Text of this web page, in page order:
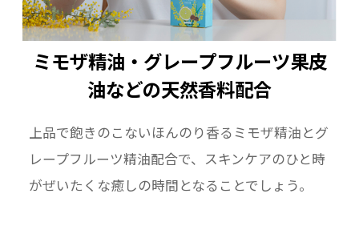
ミモザ精油・グレープフルーツ果皮
油などの天然香料配合
上品で飽きのこないほんのり香るミモザ精油とグ
レープフルーツ精油配合で、スキンケアのひと時
がぜいたくな癒しの時間となることでしょう。